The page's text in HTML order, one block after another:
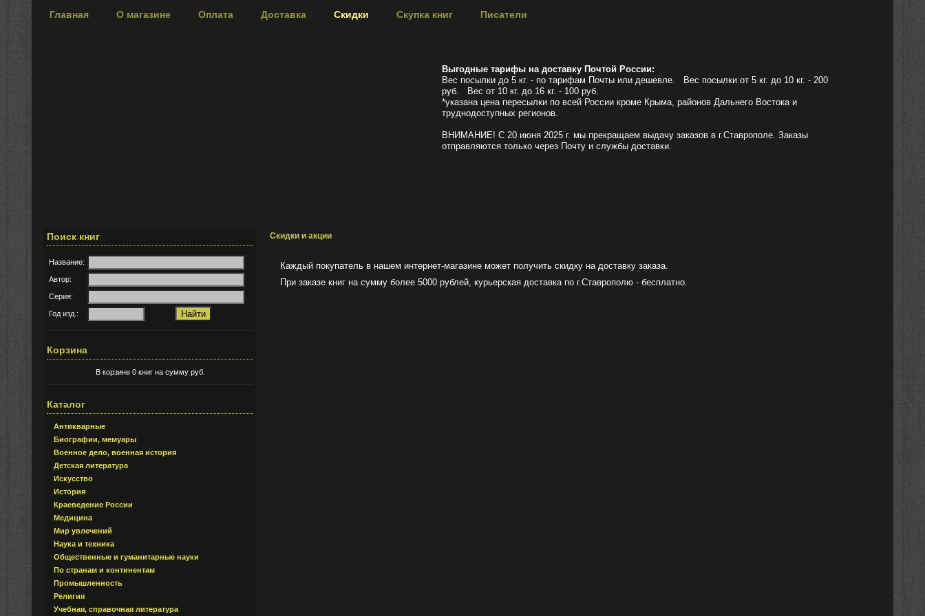
Главная О магазине Оплата Доставка Скидки Скупка книг Писатели
Выгодные тарифы на доставку Почтой России:
Вес посылки до 5 кг. - по тарифам Почты или дешевле. Вес посылки от 5 кг. до 10 кг. - 200
руб. Вес от 10 кг. до 16 кг. - 100 руб.
*указана цена пересылки по всей России кроме Крыма, районов Дальнего Востока и
труднодоступных регионов.
ВНИМАНИЕ! С 20 июня 2025 г. мы прекращаем выдачу заказов в г.Ставрополе. Заказы
отправляются только через Почту и службы доставки.
Поиск книг
Название:
Автор:
Серия:
Год изд.:
Корзина
В корзине 0 книг на сумму руб.
Каталог
Антикварные
Биографии, мемуары
Военное дело, военная история
Детская литература
Искусство
История
Краеведение России
Медицина
Мир увлечений
Наука и техника
Общественные и гуманитарные науки
По странам и континентам
Промышленность
Религия
Учебная, справочная литература
Скидки и акции
Каждый покупатель в нашем интернет-магазине может получить скидку на доставку заказа.
При заказе книг на сумму более 5000 рублей, курьерская доставка по г.Ставрополю - бесплатно.